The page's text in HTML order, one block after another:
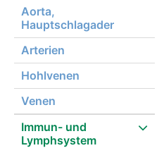
Aorta,
Hauptschlagader
Arterien
Hohlvenen
Venen
Immun- und
Lymphsystem